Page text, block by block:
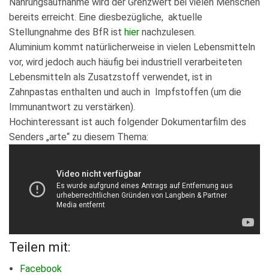
bereits erreicht. Eine diesbezügliche, aktuelle
Stellungnahme des BfR ist hier nachzulesen.
Aluminium kommt natürlicherweise in vielen Lebensmitteln
vor, wird jedoch auch häufig bei industriell verarbeiteten
Lebensmitteln als Zusatzstoff verwendet, ist in
Zahnpastas enthalten und auch in Impfstoffen (um die
Immunantwort zu verstärken).
Hochinteressant ist auch folgender Dokumentarfilm des
Senders „arte“ zu diesem Thema:
Teilen mit:
Facebook